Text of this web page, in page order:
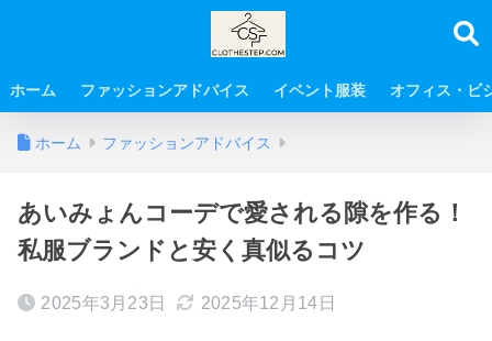
ホーム ファッションアドバイス イベント服装 オフィス・ビ
ホーム ファッションアドバイス
あいみょんコーデで愛される隙を作る！
私服ブランドと安く真似るコツ
2025年3月23日 2025年12月14日